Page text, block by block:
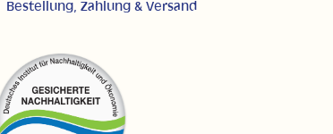
Bestellung, Zahlung & Versand